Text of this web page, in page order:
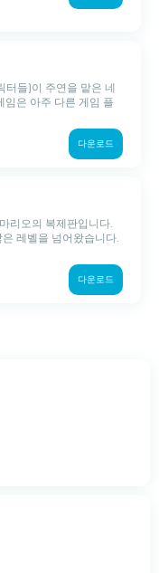
터들)이 주연을 맡은 네
임은 아주 다른 게임 플
다운로드
리오의 복제판입니다.
레벨을 넘어왔습니다.
다운로드